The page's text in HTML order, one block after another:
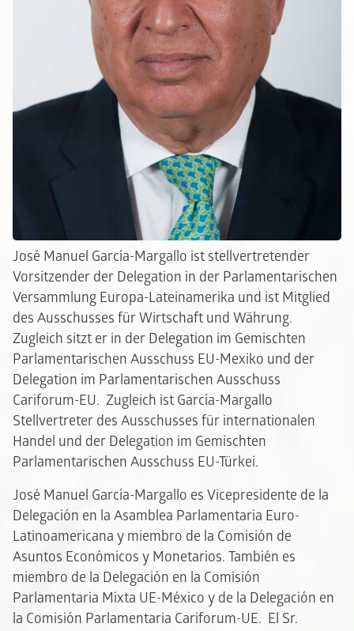
José Manuel García-Margallo ist stellvertretender
Vorsitzender der Delegation in der Parlamentarischen
Versammlung Europa-Lateinamerika und ist Mitglied
des Ausschusses für Wirtschaft und Währung.
Zugleich sitzt er in der Delegation im Gemischten
Parlamentarischen Ausschuss EU-Mexiko und der
Delegation im Parlamentarischen Ausschuss
Cariforum-EU. Zugleich ist García-Margallo
Stellvertreter des Ausschusses für internationalen
Handel und der Delegation im Gemischten
Parlamentarischen Ausschuss EU-Türkei.
José Manuel García-Margallo es Vicepresidente de la
Delegación en la Asamblea Parlamentaria Euro-
Latinoamericana y miembro de la Comisión de
Asuntos Económicos y Monetarios. También es
miembro de la Delegación en la Comisión
Parlamentaria Mixta UE-México y de la Delegación en
la Comisión Parlamentaria Cariforum-UE. El Sr.